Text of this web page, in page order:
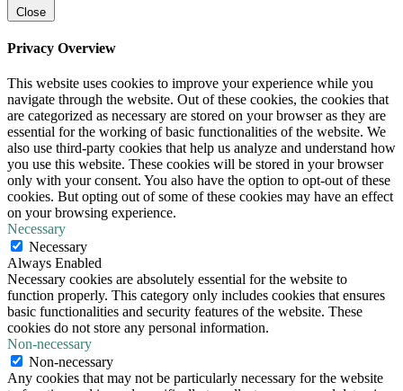
Close
Privacy Overview
This website uses cookies to improve your experience while you
navigate through the website. Out of these cookies, the cookies that
are categorized as necessary are stored on your browser as they are
essential for the working of basic functionalities of the website. We
also use third-party cookies that help us analyze and understand how
you use this website. These cookies will be stored in your browser
only with your consent. You also have the option to opt-out of these
cookies. But opting out of some of these cookies may have an effect
on your browsing experience.
Necessary
Necessary
Always Enabled
Necessary cookies are absolutely essential for the website to
function properly. This category only includes cookies that ensures
basic functionalities and security features of the website. These
cookies do not store any personal information.
Non-necessary
Non-necessary
Any cookies that may not be particularly necessary for the website